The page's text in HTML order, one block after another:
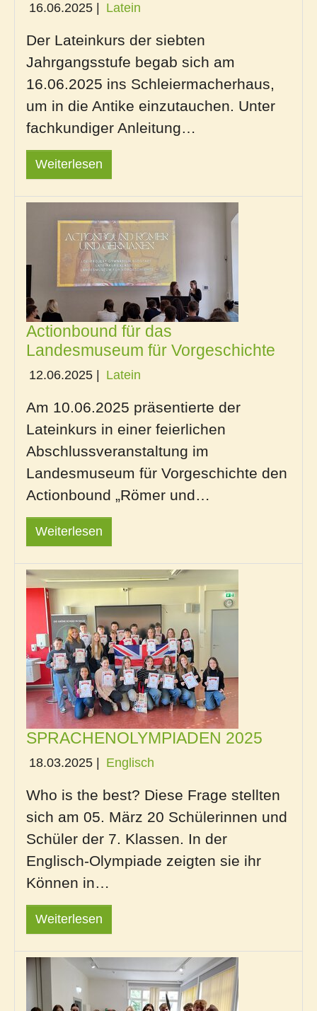
16.06.2025 Latein
Der Lateinkurs der siebten
Jahrgangsstufe begab sich am
16.06.2025 ins Schleiermacherhaus,
um in die Antike einzutauchen. Unter
fachkundiger Anleitung…
Weiterlesen
Actionbound für das
Landesmuseum für Vorgeschichte
12.06.2025 Latein
Am 10.06.2025 präsentierte der
Lateinkurs in einer feierlichen
Abschlussveranstaltung im
Landesmuseum für Vorgeschichte den
Actionbound „Römer und…
Weiterlesen
SPRACHENOLYMPIADEN 2025
18.03.2025 Englisch
Who is the best? Diese Frage stellten
sich am 05. März 20 Schülerinnen und
Schüler der 7. Klassen. In der
Englisch-Olympiade zeigten sie ihr
Können in…
Weiterlesen